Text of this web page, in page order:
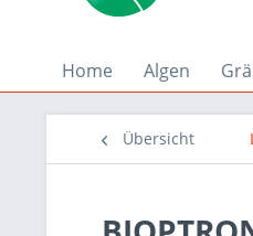
Home Algen
Übersicht